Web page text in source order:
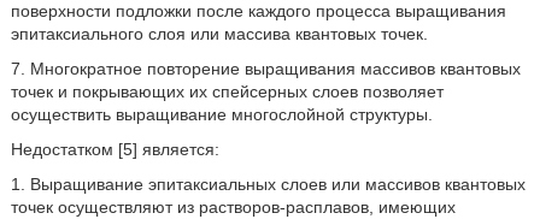
поверхности подложки после каждого процесса выращивания
эпитаксиального слоя или массива квантовых точек.
7. Многократное повторение выращивания массивов квантовых
точек и покрывающих их спейсерных слоев позволяет
осуществить выращивание многослойной структуры.
Недостатком [5] является:
1. Выращивание эпитаксиальных слоев или массивов квантовых
точек осуществляют из растворов-расплавов, имеющих